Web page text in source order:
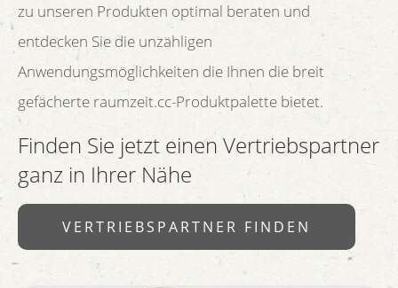
zu unseren Produkten optimal beraten und
entdecken Sie die unzähligen
Anwendungsmöglichkeiten die Ihnen die breit
gefächerte raumzeit.cc-Produktpalette bietet.
Finden Sie jetzt einen Vertriebspartner
ganz in Ihrer Nähe
VERTRIEBSPARTNER FINDEN